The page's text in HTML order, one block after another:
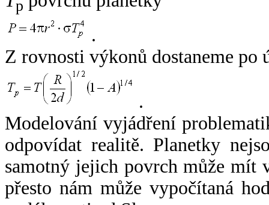
p
.
Z rovnosti výkonů dostaneme po
.
Modelování vyjádření
odpovídat realitě. Planetky
samotný jejich povrch může mít
přesto nám může vypočítaná